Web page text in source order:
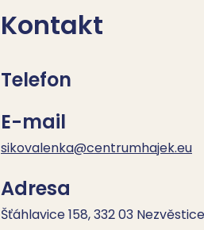
Kontakt
Telefon
E-mail
sikovalenka@centrumhajek.eu
Adresa
Šťáhlavice 158, 332 03 Nezvěstice